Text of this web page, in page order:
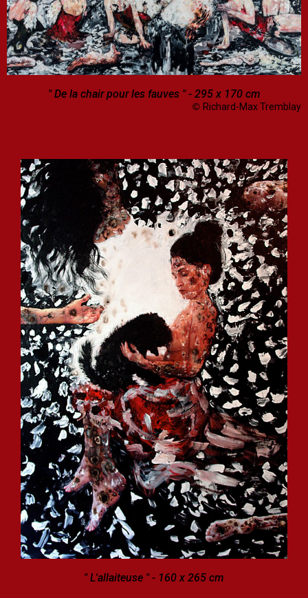
" De la chair pour les fauves " - 295 x 170 cm
© Richard-Max Tremblay
" L'allaiteuse " - 160 x 265 cm